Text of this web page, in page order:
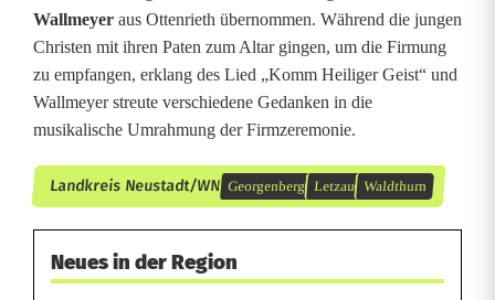
Wallmeyer aus Ottenrieth übernommen. Während die jungen
Christen mit ihren Paten zum Altar gingen, um die Firmung
zu empfangen, erklang des Lied „Komm Heiliger Geist“ und
Wallmeyer streute verschiedene Gedanken in die
musikalische Umrahmung der Firmzeremonie.
Landkreis Neustadt/WN Georgenberg Letzau Waldthurn
Neues in der Region